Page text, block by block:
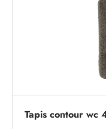
Tapis contour wc